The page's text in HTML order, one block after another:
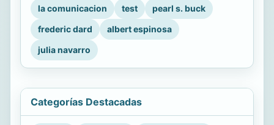
la comunicacion test
pearl s. buck
frederic dard
albert espinosa
julia navarro
Categorías Destacadas